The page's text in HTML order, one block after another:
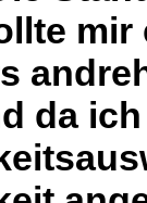
da